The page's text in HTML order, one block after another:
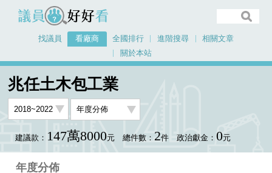
議員好好看
找議員 看廠商 全國排行 進階搜尋
相關文章
關於本站
兆任土木包工業
建議款： 147萬8000元 總件數： 2件 政治獻金： 0元
年度分佈